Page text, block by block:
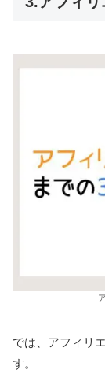
では、アフィリ
す。